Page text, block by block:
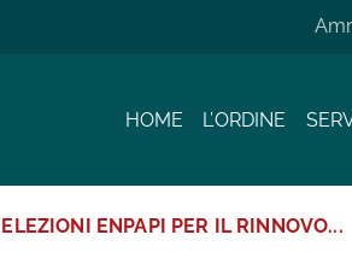
HOME L’ORDINE
ELEZIONI ENPAPI PER IL RINNOVO...